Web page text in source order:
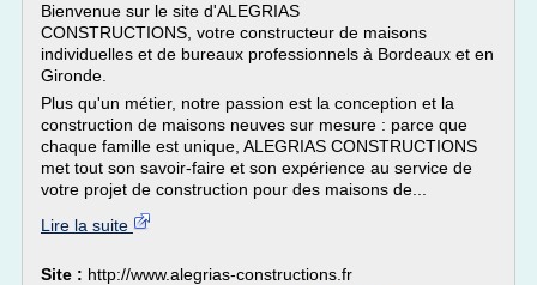
Bienvenue sur le site d'ALEGRIAS
CONSTRUCTIONS, votre constructeur de maisons
individuelles et de bureaux professionnels à Bordeaux et en
Gironde.
Plus qu'un métier, notre passion est la conception et la
construction de maisons neuves sur mesure : parce que
chaque famille est unique, ALEGRIAS CONSTRUCTIONS
met tout son savoir-faire et son expérience au service de
votre projet de construction pour des maisons de...
Lire la suite
Site : http://www.alegrias-constructions.fr